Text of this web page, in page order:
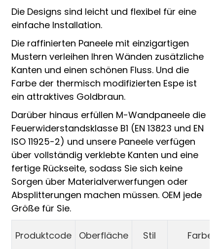
Die Designs sind leicht und flexibel für eine
einfache Installation.
Die raffinierten Paneele mit einzigartigen
Mustern verleihen Ihren Wänden zusätzliche
Kanten und einen schönen Fluss. Und die
Farbe der thermisch modifizierten Espe ist
ein attraktives Goldbraun.
Darüber hinaus erfüllen M-Wandpaneele die
Feuerwiderstandsklasse B1 (EN 13823 und EN
ISO 11925-2) und unsere Paneele verfügen
über vollständig verklebte Kanten und eine
fertige Rückseite, sodass Sie sich keine
Sorgen über Materialverwerfungen oder
Absplitterungen machen müssen. OEM jede
Größe für Sie.
Produktcode Oberfläche Stil Farbe